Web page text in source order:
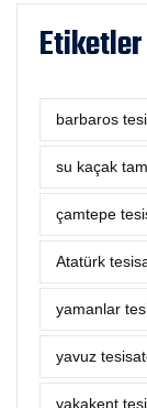
Etiketler
barbaros
su kaçak
çamtepe
Atatürk
yamanlar
yavuz
yakakent